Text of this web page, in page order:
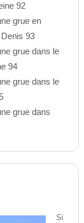
92
grue en
93
grue dans le
94
grue dans le
grue dans
Si